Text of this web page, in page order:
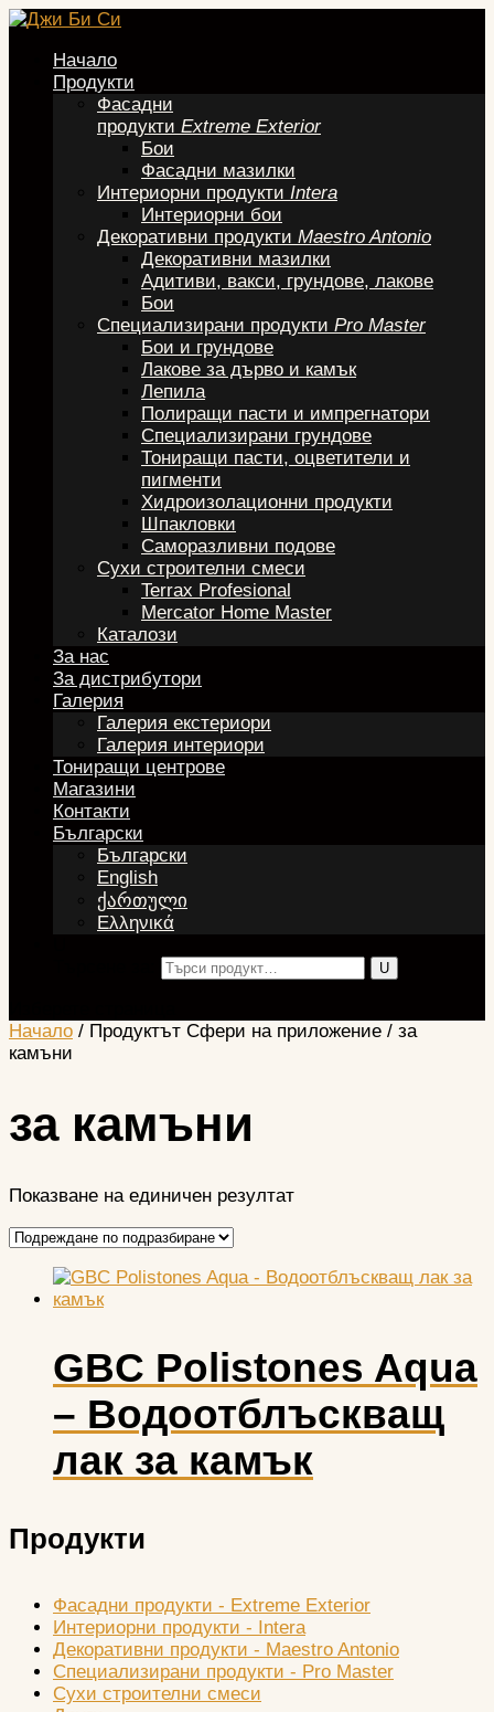
Начало
Продукти
Фасадни
продукти Extreme Exterior
Бои
Фасадни мазилки
Интериорни продукти Intera
Интериорни бои
Декоративни продукти Maestro Antonio
Декоративни мазилки
Адитиви, вакси, грундове, лакове
Бои
Специализирани продукти Pro Master
Бои и грундове
Лакове за дърво и камък
Лепила
Полиращи пасти и импрегнатори
Специализирани грундове
Тониращи пасти, оцветители и
пигменти
Хидроизолационни продукти
Шпакловки
Саморазливни подове
Сухи строителни смеси
Terrax Profesional
Mercator Home Master
Каталози
За нас
За дистрибутори
Галерия
Галерия екстериори
Галерия интериори
Тониращи центрове
Магазини
Контакти
Български
Български
English
ქართული
Ελληνικά
Начало / Продуктът Сфери на приложение / за
камъни
за камъни
Показване на единичен резултат
GBC Polistones Aqua
– Водоотблъскващ
лак за камък
Продукти
Фасадни продукти - Extreme Exterior
Интериорни продукти - Intera
Декоративни продукти - Maestro Antonio
Специализирани продукти - Pro Master
Сухи строителни смеси